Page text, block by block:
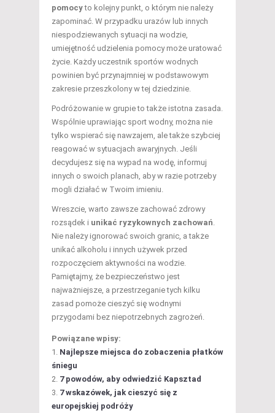
pomocyto kolejny punkt, o którym nie należy
zapominać. W przypadku urazów lub innych
niespodziewanych sytuacji na wodzie,
umiejętność udzielenia pomocy może uratować
życie. Każdy uczestnik sportów wodnych
powinien być przynajmniej w podstawowym
zakresie przeszkolony w tej dziedzinie.
Podróżowanie w grupie to także istotna zasada.
Wspólnie uprawiając sport wodny, można nie
tylko wspierać się nawzajem, ale także szybciej
reagować w sytuacjach awaryjnych. Jeśli
decydujesz się na wypad na wodę, informuj
innych o swoich planach, aby w razie potrzeby
mogli działać w Twoim imieniu.
Wreszcie, warto zawsze zachować zdrowy
rozsądek i unikać ryzykownych zachowań.
Nie należy ignorować swoich granic, a także
unikać alkoholu i innych używek przed
rozpoczęciem aktywności na wodzie.
Pamiętajmy, że bezpieczeństwo jest
najważniejsze, a przestrzeganie tych kilku
zasad pomoże cieszyć się wodnymi
przygodami bez niepotrzebnych zagrożeń.
Powiązane wpisy:
Najlepsze miejsca do zobaczenia płatków
śniegu
7 powodów, aby odwiedzić Kapsztad
7 wskazówek, jak cieszyć się z
europejskiej podróży